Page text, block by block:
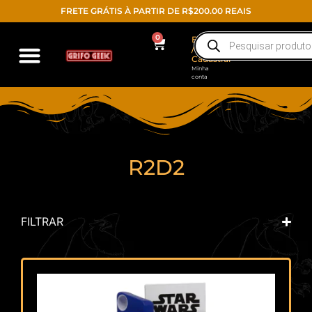
FRETE GRÁTIS À PARTIR DE R$200.00 REAIS
0
Entrar
/
Cadastrar
Minha
conta
R2D2
FILTRAR